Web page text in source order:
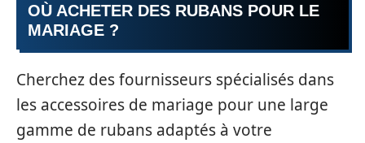
OÙ ACHETER DES RUBANS POUR LE
MARIAGE ?
Cherchez des fournisseurs spécialisés dans
les accessoires de mariage pour une large
gamme de rubans adaptés à votre